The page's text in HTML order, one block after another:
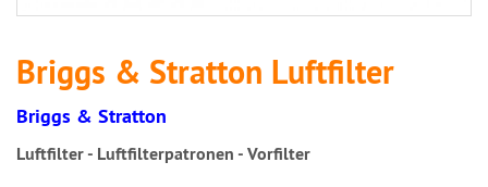
Briggs & Stratton Luftfilter
Briggs & Stratton
Luftfilter - Luftfilterpatronen - Vorfilter